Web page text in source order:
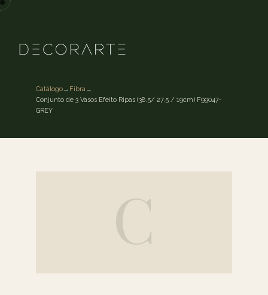
Catálogo→ Fibra→
Conjunto de 3 Vasos Efeito Ripas (38.5/ 27.5 / 19cm) F99047-
GREY
C